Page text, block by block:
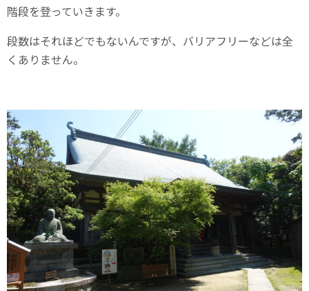
階段を登っていきます。
段数はそれほどでもないんですが、バリアフリーなどは全
くありません。